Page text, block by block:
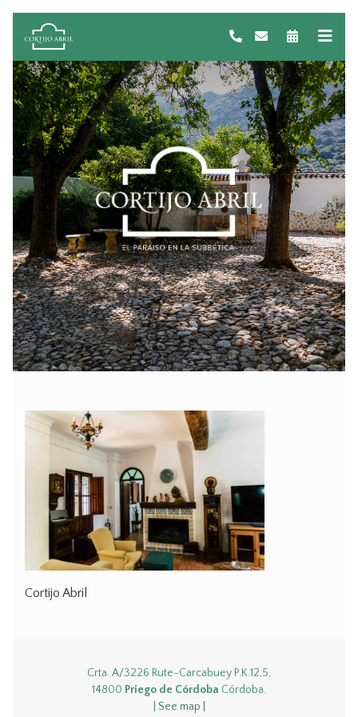
Cortijo Abril
Crta. A/3226 Rute-Carcabuey P.K.12,5,
14800 Priego de Córdoba Córdoba.
| See map |